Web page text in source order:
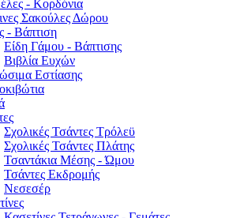
- Κορδόνια
Σακούλες Δώρου
- Βάπτιση
Είδη Γάμου - Βάπτισης
Βιβλία Ευχών
Εστίασης
Σχολικές Τσάντες Τρόλεϋ
Σχολικές Τσάντες Πλάτης
Τσαντάκια Μέσης - Ώμου
Τσάντες Εκδρομής
Νεσεσέρ